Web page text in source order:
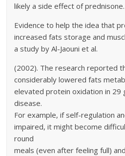
likely a side effect of prednisone.
Evidence to help the idea that
increased fats storage and
a study by Al-Jaouni et al.
(2002). The research reported
considerably lowered fats
elevated protein oxidation in 29
disease.
For example, if self-regulation
impaired, it might become
round
meals (even after feeling full)